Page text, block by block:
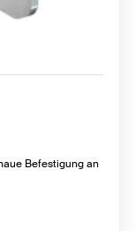
Befestigung an